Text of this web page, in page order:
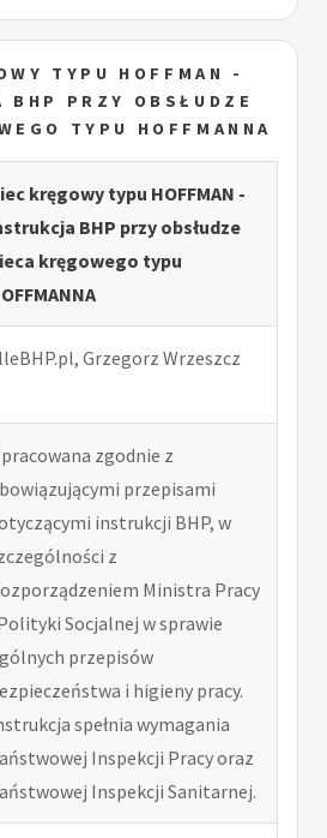
TYPU HOFFMAN -
BHP PRZY OBSŁUDZE
TYPU HOFFMANNA
kręgowy typu HOFFMAN -
BHP przy obsłudze
kręgowego typu
Grzegorz Wrzeszcz
zgodnie z
przepisami
instrukcji BHP, w
z
Ministra Pracy
Socjalnej w sprawie
przepisów
i higieny pracy.
spełnia wymagania
Inspekcji Pracy oraz
Inspekcji Sanitarnej.